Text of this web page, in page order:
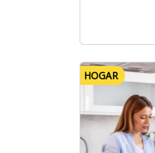
HOGAR